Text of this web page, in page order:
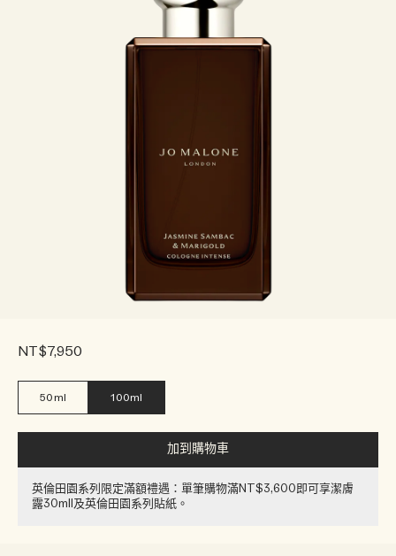
NT$7,950
50ml 100ml
加到購物車
英倫田園系列限定滿額禮遇：單筆購物滿NT$3,600即可享潔膚
露30ml​l​​及英倫田園系列貼紙​。